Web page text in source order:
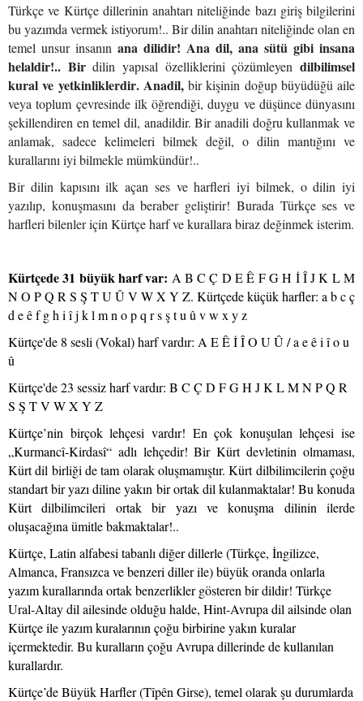
Türkçe ve Kürtçe dillerinin anahtarı niteliğinde bazı giriş bilgilerini
bu yazımda vermek istiyorum!.. Bir dilin anahtarı niteliğinde olan en
temel unsur insanın ana dilidir! Ana dil, ana sütü gibi insana
helaldir!.. Birdilin yapısal özelliklerini çözümleyendilbilimsel
kural ve yetkinliklerdir. Anadil,bir kişinin doğup büyüdüğü aile
veya toplum çevresinde ilk öğrendiği, duygu ve düşünce dünyasını
şekillendiren en temel dil, anadildir. Bir anadili doğru kullanmak ve
anlamak, sadece kelimeleri bilmek değil, o dilin mantığını ve
kurallarını iyi bilmekle mümkündür!..
Bir dilin kapısını ilk açan ses ve harfleri iyi bilmek, o dilin iyi
yazılıp, konuşmasını da beraber geliştirir! Burada Türkçe ses ve
harfleri bilenler için Kürtçe harf ve kurallara biraz değinmek isterim.
Kürtçede 31 büyük harf var: A B C Ç D E Ê F G H İ Î J K L M
N O P Q R S Ş T U Û V W X Y Z. Kürtçede küçük harfler: a b c ç
d e ê f g h i î j k l m n o p q r s ş t u û v w x y z
Kürtçe'de 8 sesli (Vokal) harf vardır: A E Ê İ Î O U Û / a e ê i î o u
û
Kürtçe'de 23 sessiz harf vardır: B C Ç D F G H J K L M N P Q R
S Ş T V W X Y Z
Kürtçe’nin birçok lehçesi vardır! En çok konuşulan lehçesi ise
„Kurmancî-Kirdasî“ adlı lehçedir! Bir Kürt devletinin olmaması,
Kürt dil birliği de tam olarak oluşmamıştır. Kürt dilbilimcilerin çoğu
standart bir yazı diline yakın bir ortak dil kulanmaktalar! Bu konuda
Kürt dilbilimcileri ortak bir yazı ve konuşma dilinin ilerde
oluşacağına ümitle bakmaktalar!..
Kürtçe, Latin alfabesi tabanlı diğer dillerle (Türkçe, İngilizce,
Almanca, Fransızca ve benzeri diller ile) büyük oranda onlarla
yazım kurallarında ortak benzerlikler gösteren bir dildir! Türkçe
Ural-Altay dil ailesinde olduğu halde, Hint-Avrupa dil ailsinde olan
Kürtçe ile yazım kuralarının çoğu birbirine yakın kuralar
içermektedir. Bu kuralların çoğu Avrupa dillerinde de kullanılan
kurallardır.
Kürtçe’de Büyük Harfler (Tîpên Girse), temel olarak şu durumlarda